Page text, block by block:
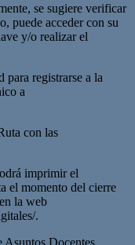
se sugiere verificar
puede acceder con su
y/o realizar el
para registrarse a la
a
con las
imprimir el
el momento del cierre
la web
.
Asuntos Docentes